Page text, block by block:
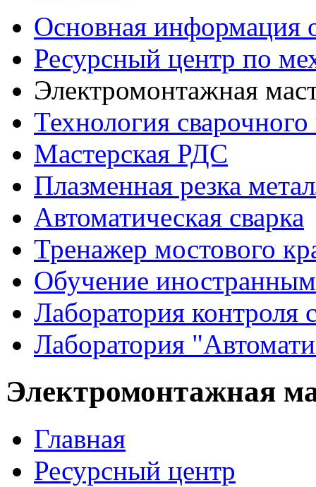
Основная информация
Ресурсный центр по
Электромонтажная
Технология сварочного
Мастерская РДС
Плазменная резка
Автоматическая сварка
Тренажер мостового
Обучение
Лаборатория контроля
Лаборатория
Электромонтажная
Главная
Ресурсный центр